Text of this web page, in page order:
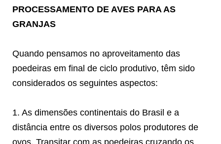
PROCESSAMENTO DE AVES PARA AS
GRANJAS
Quando pensamos no aproveitamento das
poedeiras em final de ciclo produtivo, têm sido
considerados os seguintes aspectos:
1. As dimensões continentais do Brasil e a
distância entre os diversos polos produtores de
ovos. Transitar com as poedeiras cruzando os